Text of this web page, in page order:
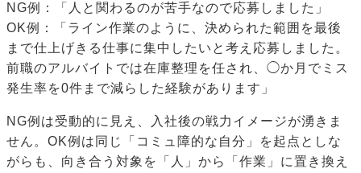
NG例：「人と関わるのが苦手なので応募しました」
OK例：「ライン作業のように、決められた範囲を最後
まで仕上げきる仕事に集中したいと考え応募しました。
前職のアルバイトでは在庫整理を任され、◯か月でミス
発生率を0件まで減らした経験があります」
NG例は受動的に見え、入社後の戦力イメージが湧きま
せん。OK例は同じ「コミュ障的な自分」を起点としな
がらも、向き合う対象を「人」から「作業」に置き換え